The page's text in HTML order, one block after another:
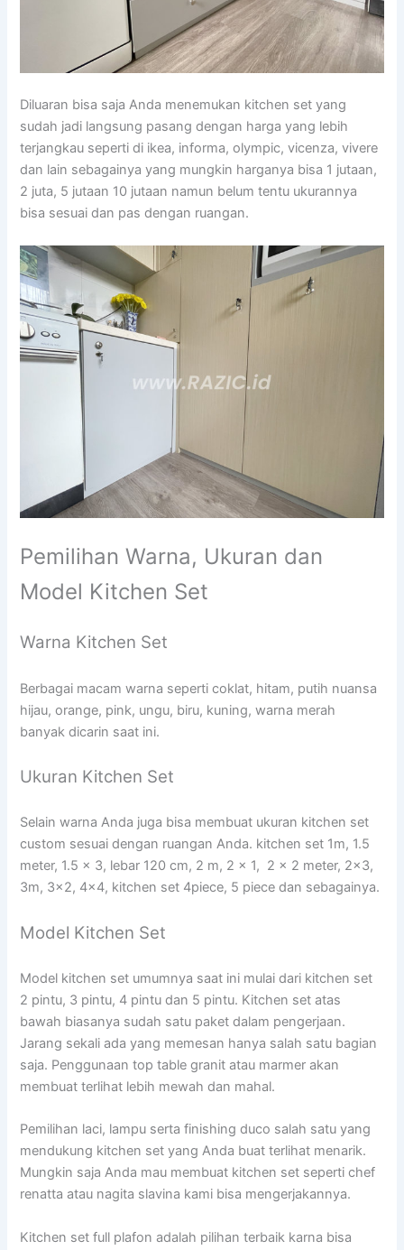
Diluaran bisa saja Anda menemukan kitchen set yang
sudah jadi langsung pasang dengan harga yang lebih
terjangkau seperti di ikea, informa, olympic, vicenza, vivere
dan lain sebagainya yang mungkin harganya bisa 1 jutaan,
2 juta, 5 jutaan 10 jutaan namun belum tentu ukurannya
bisa sesuai dan pas dengan ruangan.
Pemilihan Warna, Ukuran dan
Model Kitchen Set
Warna Kitchen Set
Berbagai macam warna seperti coklat, hitam, putih nuansa
hijau, orange, pink, ungu, biru, kuning, warna merah
banyak dicarin saat ini.
Ukuran Kitchen Set
Selain warna Anda juga bisa membuat ukuran kitchen set
custom sesuai dengan ruangan Anda. kitchen set 1m, 1.5
meter, 1.5 x 3, lebar 120 cm, 2 m, 2 x 1, 2 x 2 meter, 2×3,
3m, 3×2, 4×4, kitchen set 4piece, 5 piece dan sebagainya.
Model Kitchen Set
Model kitchen set umumnya saat ini mulai dari kitchen set
2 pintu, 3 pintu, 4 pintu dan 5 pintu. Kitchen set atas
bawah biasanya sudah satu paket dalam pengerjaan.
Jarang sekali ada yang memesan hanya salah satu bagian
saja. Penggunaan top table granit atau marmer akan
membuat terlihat lebih mewah dan mahal.
Pemilihan laci, lampu serta finishing duco salah satu yang
mendukung kitchen set yang Anda buat terlihat menarik.
Mungkin saja Anda mau membuat kitchen set seperti chef
renatta atau nagita slavina kami bisa mengerjakannya.
Kitchen set full plafon adalah pilihan terbaik karna bisa